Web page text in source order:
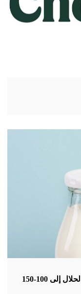
تهدف H&N إلى زيادة صادرات الألبان الحلال إلى 100-150